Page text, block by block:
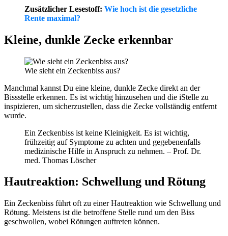
Zusätzlicher Lesestoff: Wie hoch ist die gesetzliche
Rente maximal?
Kleine, dunkle Zecke erkennbar
Wie sieht ein Zeckenbiss aus?
Manchmal kannst Du eine kleine, dunkle Zecke direkt an der
Bissstelle erkennen. Es ist wichtig hinzusehen und die iStelle zu
inspizieren, um sicherzustellen, dass die Zecke vollständig entfernt
wurde.
Ein Zeckenbiss ist keine Kleinigkeit. Es ist wichtig,
frühzeitig auf Symptome zu achten und gegebenenfalls
medizinische Hilfe in Anspruch zu nehmen. – Prof. Dr.
med. Thomas Löscher
Hautreaktion: Schwellung und Rötung
Ein Zeckenbiss führt oft zu einer Hautreaktion wie Schwellung und
Rötung. Meistens ist die betroffene Stelle rund um den Biss
geschwollen, wobei Rötungen auftreten können.